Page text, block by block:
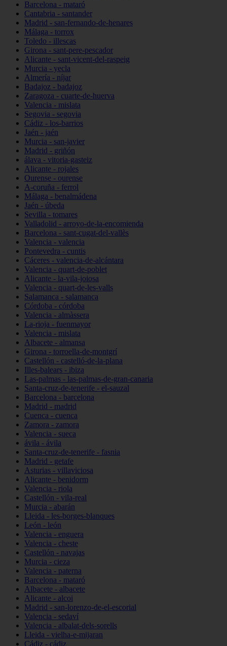
Barcelona - mataró
Cantabria - santander
Madrid - san-fernando-de-henares
Málaga - torrox
Toledo - illescas
Girona - sant-pere-pescador
Alicante - sant-vicent-del-raspeig
Murcia - yecla
Almería - níjar
Badajoz - badajoz
Zaragoza - cuarte-de-huerva
Valencia - mislata
Segovia - segovia
Cádiz - los-barrios
Jaén - jaén
Murcia - san-javier
Madrid - griñón
álava - vitoria-gasteiz
Alicante - rojales
Ourense - ourense
A-coruña - ferrol
Málaga - benalmádena
Jaén - úbeda
Sevilla - tomares
Valladolid - arroyo-de-la-encomienda
Barcelona - sant-cugat-del-vallès
Valencia - valencia
Pontevedra - cuntis
Cáceres - valencia-de-alcántara
Valencia - quart-de-poblet
Alicante - la-vila-joiosa
Valencia - quart-de-les-valls
Salamanca - salamanca
Córdoba - córdoba
Valencia - almàssera
La-rioja - fuenmayor
Valencia - mislata
Albacete - almansa
Girona - torroella-de-montgrí
Castellón - castelló-de-la-plana
Illes-balears - ibiza
Las-palmas - las-palmas-de-gran-canaria
Santa-cruz-de-tenerife - el-sauzal
Barcelona - barcelona
Madrid - madrid
Cuenca - cuenca
Zamora - zamora
Valencia - sueca
ávila - ávila
Santa-cruz-de-tenerife - fasnia
Madrid - getafe
Asturias - villaviciosa
Alicante - benidorm
Valencia - riola
Castellón - vila-real
Murcia - abarán
Lleida - les-borges-blanques
León - león
Valencia - enguera
Valencia - cheste
Castellón - navajas
Murcia - cieza
Valencia - paterna
Barcelona - mataró
Albacete - albacete
Alicante - alcoi
Madrid - san-lorenzo-de-el-escorial
Valencia - sedaví
Valencia - albalat-dels-sorells
Lleida - vielha-e-mijaran
Cádiz - cádiz